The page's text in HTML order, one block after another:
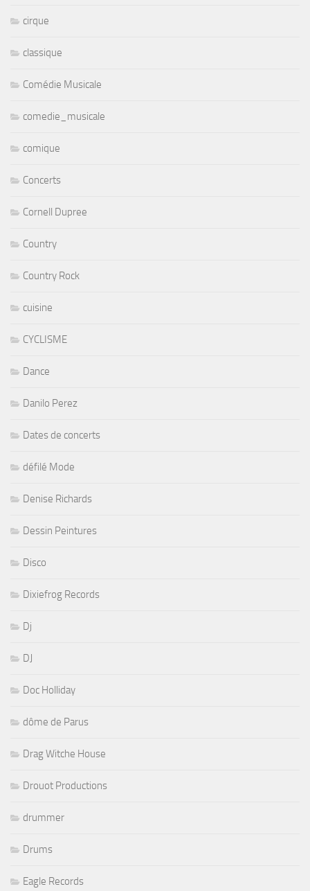
cirque
classique
Comédie Musicale
comedie_musicale
comique
Concerts
Cornell Dupree
Country
Country Rock
cuisine
CYCLISME
Dance
Danilo Perez
Dates de concerts
défilé Mode
Denise Richards
Dessin Peintures
Disco
Dixiefrog Records
Dj
DJ
Doc Holliday
dôme de Parus
Drag Witche House
Drouot Productions
drummer
Drums
Eagle Records